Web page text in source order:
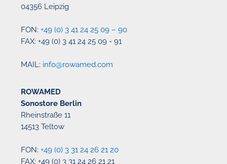
04356 Leipzig
FON:+49 (0) 3 41 24 25 09 – 90
FAX: +49 (0) 3 41 24 25 09 - 91
MAIL: info@rowamed.com
ROWAMED
Sonostore Berlin
Rheinstraße 11
14513 Teltow
FON:+49 (0) 3 31 24 26 21 20
FAX: +49 (0) 3 31 24 26 21 21